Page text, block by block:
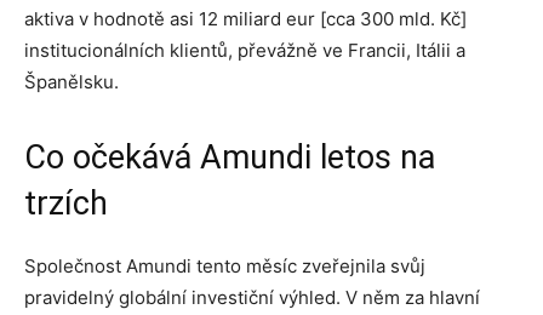
aktiva v hodnotě asi 12 miliard eur [cca 300 mld. Kč]
institucionálních klientů, převážně ve Francii, Itálii a
Španělsku.
Co očekává Amundi letos na
trzích
Společnost Amundi tento měsíc zveřejnila svůj
pravidelný globální investiční výhled. V něm za hlavní